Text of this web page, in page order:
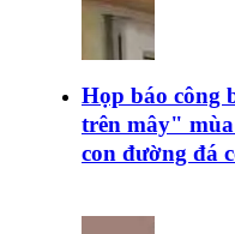
Họp báo công
trên mây"
con đường đá